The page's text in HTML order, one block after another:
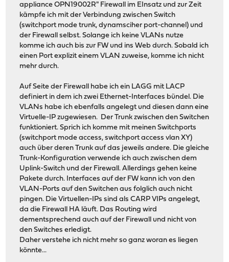
appliance OPN19002R" Firewall im EInsatz und zur Zeit
kämpfe ich mit der Verbindung zwischen Switch
(switchport mode trunk, dynamsciher port-channel) und
der Firewall selbst. Solange ich keine VLANs nutze
komme ich auch bis zur FW und ins Web durch. Sobald ich
einen Port explizit einem VLAN zuweise, komme ich nicht
mehr durch.
Auf Seite der Firewall habe ich ein LAGG mit LACP
definiert in dem ich zwei Ethernet-Interfaces bündel. Die
VLANs habe ich ebenfalls angelegt und diesen dann eine
Virtuelle-IP zugewiesen. Der Trunk zwischen den Switchen
funktioniert. Sprich ich komme mit meinen Switchports
(switchport mode access, switchport access vlan XY)
auch über deren Trunk auf das jeweils andere. Die gleiche
Trunk-Konfiguration verwende ich auch zwischen dem
Uplink-Switch und der Firewall. Allerdings gehen keine
Pakete durch. Interfaces auf der FW kann ich von den
VLAN-Ports auf den Switchen aus folglich auch nicht
pingen. Die Virtuellen-IPs sind als CARP VIPs angelegt,
da die Firewall HA läuft. Das Routing wird
dementsprechend auch auf der Firewall und nicht von
den Switches erledigt.
Daher verstehe ich nicht mehr so ganz woran es liegen
könnte...